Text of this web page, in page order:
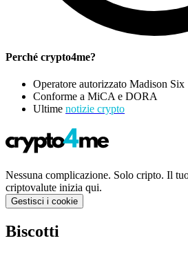
Perché crypto4me?
Operatore autorizzato Madison Six
Conforme a MiCA e DORA
Ultime notizie crypto
Nessuna complicazione. Solo cripto. Il
criptovalute inizia qui.
Gestisci i cookie
Biscotti